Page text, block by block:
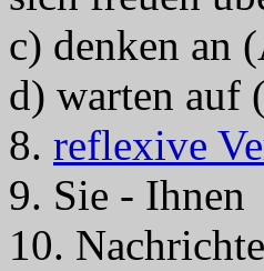
c) denken an
d) warten auf
8. reflexive
9. Sie - Ihnen
10.